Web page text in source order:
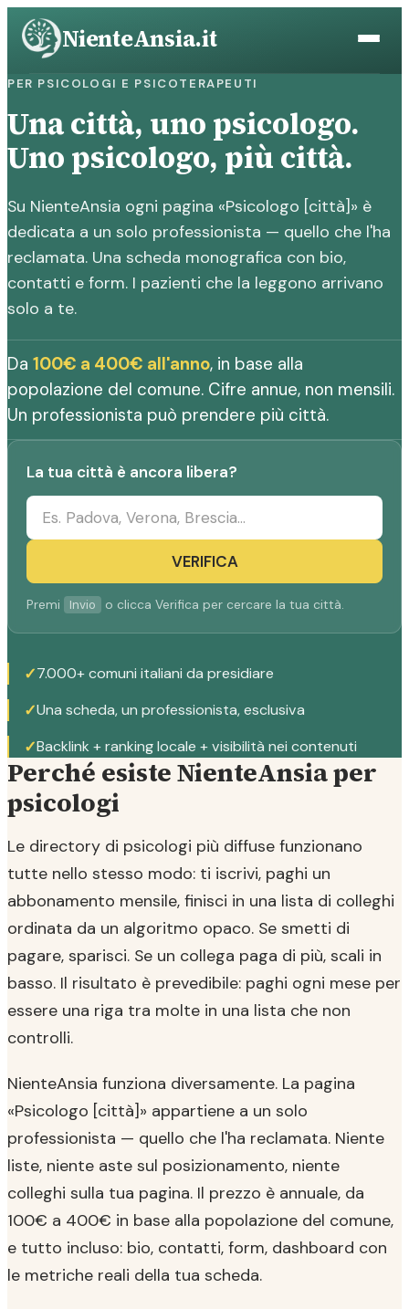
Vai
NienteAnsia.it
PER PSICOLOGI E PSICOTERAPEUTI
Una città, uno psicologo.
Uno psicologo, più città.
Su NienteAnsia ogni pagina «Psicologo [città]» è
dedicata a un solo professionista — quello che l'ha
reclamata. Una scheda monografica con bio,
contatti e form. I pazienti che la leggono arrivano
solo a te.
Da 100€ a 400€ all'anno, in base alla
popolazione del comune. Cifre annue, non mensili.
Un professionista può prendere più città.
La tua città è ancora libera?
VERIFICA
Premi Invio o clicca Verifica per cercare la tua città.
✓7.000+ comuni italiani da presidiare
✓Una scheda, un professionista, esclusiva
✓Backlink + ranking locale + visibilità nei contenuti
Perché esiste NienteAnsia per
psicologi
Le directory di psicologi più diffuse funzionano
tutte nello stesso modo: ti iscrivi, paghi un
abbonamento mensile, finisci in una lista di colleghi
ordinata da un algoritmo opaco. Se smetti di
pagare, sparisci. Se un collega paga di più, scali in
basso. Il risultato è prevedibile: paghi ogni mese per
essere una riga tra molte in una lista che non
controlli.
NienteAnsia funziona diversamente. La pagina
«Psicologo [città]» appartiene a un solo
professionista — quello che l'ha reclamata. Niente
liste, niente aste sul posizionamento, niente
colleghi sulla tua pagina. Il prezzo è annuale, da
100€ a 400€ in base alla popolazione del comune,
e tutto incluso: bio, contatti, form, dashboard con
le metriche reali della tua scheda.